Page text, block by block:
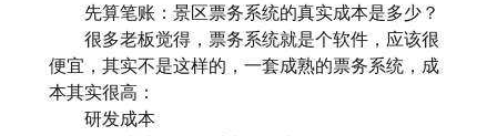
先算笔账：景区票务系统的真实成本是多少？
很多老板觉得，票务系统就是个软件，应该很
便宜，其实不是这样的，一套成熟的票务系统，成
本其实很高：
研发成本